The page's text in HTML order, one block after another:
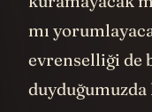
kuramayacak
mı
evrenselliği de